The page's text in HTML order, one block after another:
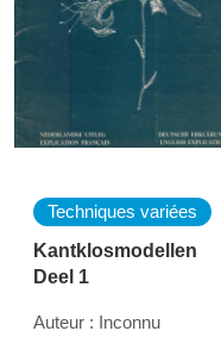
Techniques variées
Kantklosmodellen
Deel 1
Auteur : Inconnu